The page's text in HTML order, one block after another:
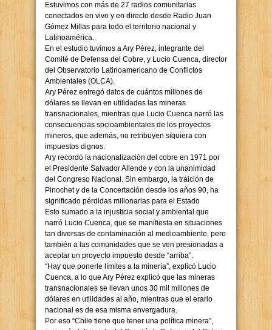
Estuvimos con más de 27 radios comunitarias
conectados en vivo y en directo desde Radio Juan
Gómez Millas para todo el territorio nacional y
Latinoamérica.
En el estudio tuvimos a Ary Pérez, integrante del
Comité de Defensa del Cobre, y Lucio Cuenca, director
del Observatorio Latinoamericano de Conflictos
Ambientales (OLCA).
Ary Pérez entregó datos de cuántos millones de
dólares se llevan en utilidades las mineras
transnacionales, mientras que Lucio Cuenca narró las
consecuencias socioambientales de los proyectos
mineros, que además, no retribuyen siquiera con
impuestos dignos.
Ary recordó la nacionalización del cobre en 1971 por
el Presidente Salvador Allende y con la unanimidad
del Congreso Nacional. Sin embargo, la traición de
Pinochet y de la Concertación desde los años 90, ha
significado pérdidas millonarias para el Estado
Esto sumado a la injusticia social y ambiental que
narró Lucio Cuenca, que se manifiesta en situaciones
tan diversas de contaminación al medioambiente, pero
también a las comunidades que se ven presionadas a
aceptar un proyecto impuesto desde “arriba”.
“Hay que ponerle límites a la minería”, explicó Lucio
Cuenca, a lo que Ary Pérez explicó que las mineras
transnacionales se llevan unos 30 mil millones de
dólares en utilidades al año, mientras que el erario
nacional es de esa misma envergadura.
Por eso “Chile tiene que tener una política minera”,